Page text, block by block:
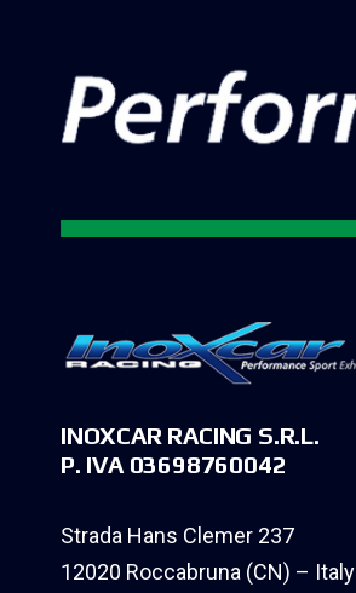
INOXCAR RACING S.R.L.
P. IVA 03698760042
Strada Hans Clemer 237
12020 Roccabruna (CN) – Italy